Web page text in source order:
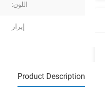
اللون:
إبراز
Product Description